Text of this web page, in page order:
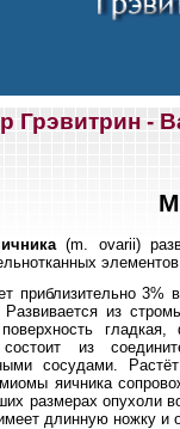
Грэвитрин -
(m. ovarii)
приблизительно
Развивается из
из
сосудами.
яичника
размерах опухоли
длинную ножку и